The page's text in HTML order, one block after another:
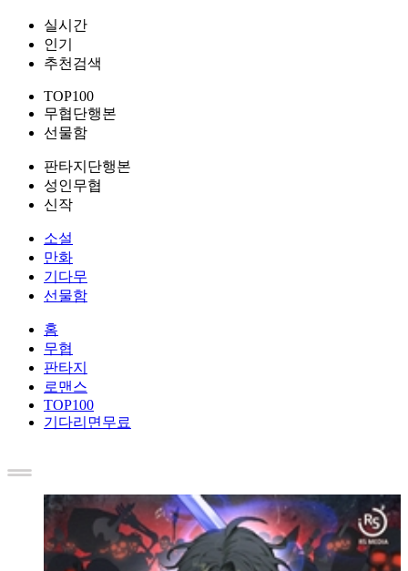
실시간
인기
추천검색
TOP100
무협단행본
선물함
판타지단행본
성인무협
신작
소설
만화
기다무
선물함
홈
무협
판타지
로맨스
TOP100
기다리면무료